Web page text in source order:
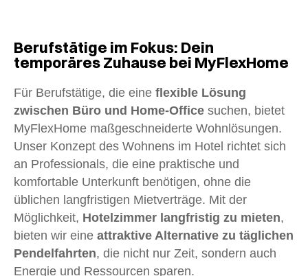
Berufstätige im Fokus: Dein
temporäres Zuhause bei MyFlexHome
Für Berufstätige, die eine flexible Lösung
zwischen Büro und Home-Office suchen, bietet
MyFlexHome maßgeschneiderte Wohnlösungen.
Unser Konzept des Wohnens im Hotel richtet sich
an Professionals, die eine praktische und
komfortable Unterkunft benötigen, ohne die
üblichen langfristigen Mietverträge. Mit der
Möglichkeit, Hotelzimmer langfristig zu mieten,
bieten wir eine attraktive Alternative zu täglichen
Pendelfahrten, die nicht nur Zeit, sondern auch
Energie und Ressourcen sparen.